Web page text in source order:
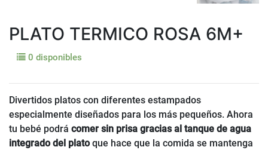
PLATO TERMICO ROSA 6M+
0 disponibles
Divertidos platos con diferentes estampados
especialmente diseñados para los más pequeños. Ahora
tu bebé podrá comer sin prisa gracias al tanque de agua
integrado del platoque hace que la comida se mantenga